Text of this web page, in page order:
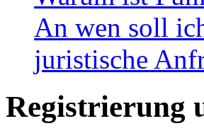
An wen soll
juristische
Registrierung